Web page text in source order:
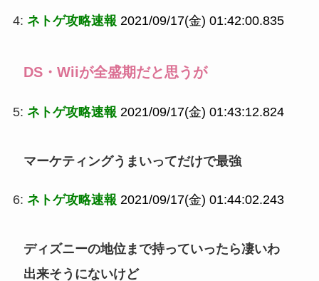
4: ネトゲ攻略速報 2021/09/17(金) 01:42:00.835
DS・Wiiが全盛期だと思うが
5: ネトゲ攻略速報 2021/09/17(金) 01:43:12.824
マーケティングうまいってだけで最強
6: ネトゲ攻略速報 2021/09/17(金) 01:44:02.243
ディズニーの地位まで持っていったら凄いわ
出来そうにないけど